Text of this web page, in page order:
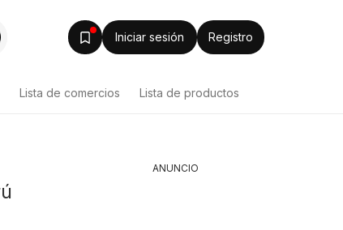
Iniciar sesión Registro
Lista de comercios Lista de productos
ANUNCIO